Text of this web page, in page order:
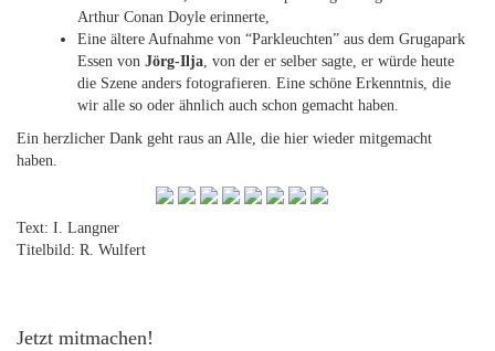
Arthur Conan Doyle erinnerte,
Eine ältere Aufnahme von “Parkleuchten” aus dem Grugapark
Essen von Jörg-Ilja, von der er selber sagte, er würde heute
die Szene anders fotografieren. Eine schöne Erkenntnis, die
wir alle so oder ähnlich auch schon gemacht haben.
Ein herzlicher Dank geht raus an Alle, die hier wieder mitgemacht
haben.
Text: I. Langner
Titelbild: R. Wulfert
Jetzt mitmachen!